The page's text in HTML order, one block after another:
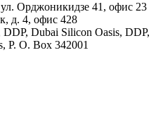
ул. Орджоникидзе 41, офис 23
д. 4, офис 428
Dubai Silicon Oasis, DDP,
P. O. Box 342001